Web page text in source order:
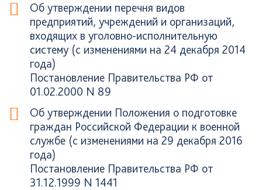
Об утверждении перечня видов
предприятий, учреждений и организаций,
входящих в уголовно-исполнительную
систему (с изменениями на 24 декабря 2014
года)
Постановление Правительства РФ от
01.02.2000 N 89
Об утверждении Положения о подготовке
граждан Российской Федерации к военной
службе (с изменениями на 29 декабря 2016
года)
Постановление Правительства РФ от
31.12.1999 N 1441